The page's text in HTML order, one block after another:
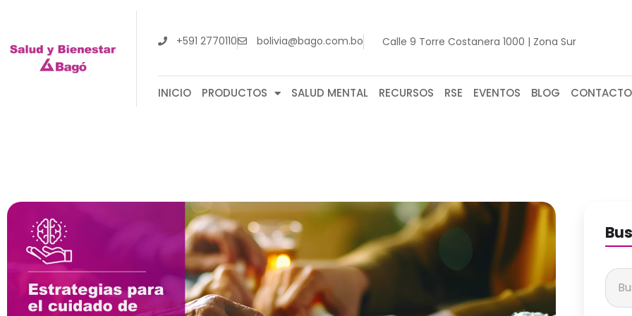
+591 2770110 bolivia@bago.com.bo Calle 9 Torre Costanera 1000 | Zona Sur
INICIO PRODUCTOS SALUD MENTAL RECURSOS RSE EVENTOS BLOG CONTACTO